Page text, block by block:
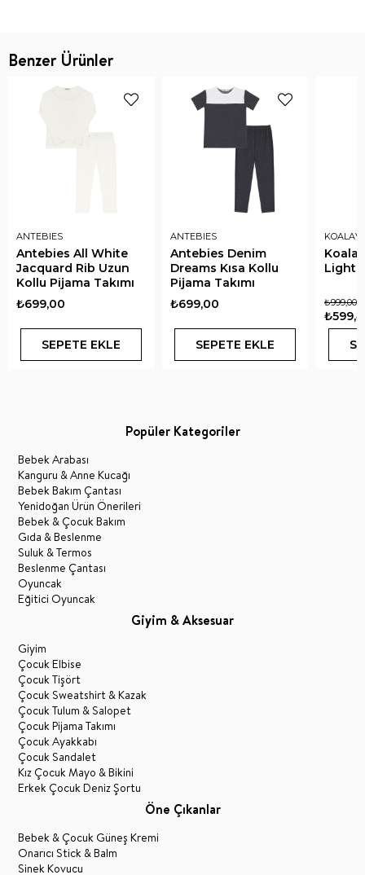
Benzer Ürünler
ANTEBIES
Antebies All White
Jacquard Rib Uzun
Kollu Pijama Takımı
₺699,00
SEPETE EKLE
ANTEBIES
Antebies Denim
Dreams Kısa Kollu
Pijama Takımı
₺699,00
SEPETE EKLE
KOALAV
Light
₺999,00
Popüler Kategoriler
Bebek Arabası
Kanguru & Anne Kucağı
Bebek Bakım Çantası
Yenidoğan Ürün Önerileri
Bebek & Çocuk Bakım
Gıda & Beslenme
Suluk & Termos
Beslenme Çantası
Oyuncak
Eğitici Oyuncak
Giyim & Aksesuar
Giyim
Çocuk Elbise
Çocuk Tişört
Çocuk Sweatshirt & Kazak
Çocuk Tulum & Salopet
Çocuk Pijama Takımı
Çocuk Ayakkabı
Çocuk Sandalet
Kız Çocuk Mayo & Bikini
Erkek Çocuk Deniz Şortu
Öne Çıkanlar
Bebek & Çocuk Güneş Kremi
Onarıcı Stick & Balm
Sinek Kovucu